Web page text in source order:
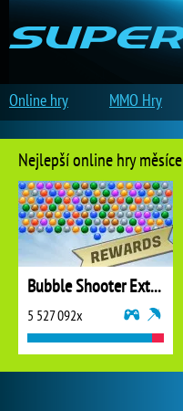
Nejlepší online hry měsíce
Bubble Shooter Extreme
5 527 092x
Online hry MMO Hry